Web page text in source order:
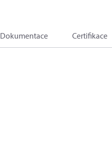
Dokumentace Certifikace